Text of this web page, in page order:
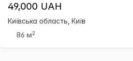
49,000 UAH
Київська область, Київ
86 м2